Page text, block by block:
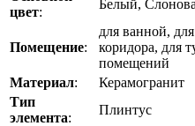
цвет:
Белый,
Помещение:
для ванной,
коридора, для
помещений
Материал:
Керамогранит
Тип
элемента:
Плинтус